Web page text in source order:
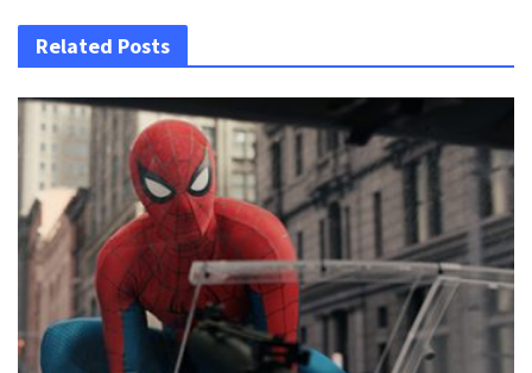
Related Posts